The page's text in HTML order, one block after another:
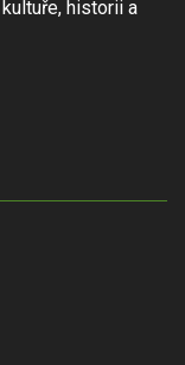
historii a